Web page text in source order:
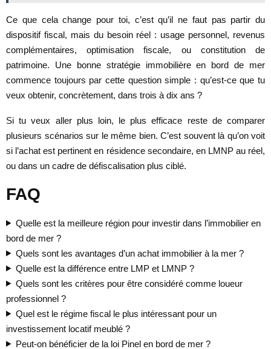
Ce que cela change pour toi, c’est qu’il ne faut pas partir du
dispositif fiscal, mais du besoin réel : usage personnel, revenus
complémentaires, optimisation fiscale, ou constitution de
patrimoine. Une bonne stratégie immobilière en bord de mer
commence toujours par cette question simple : qu’est-ce que tu
veux obtenir, concrètement, dans trois à dix ans ?
Si tu veux aller plus loin, le plus efficace reste de comparer
plusieurs scénarios sur le même bien. C’est souvent là qu’on voit
si l’achat est pertinent en résidence secondaire, en LMNP au réel,
ou dans un cadre de défiscalisation plus ciblé.
FAQ
Quelle est la meilleure région pour investir dans l’immobilier en
bord de mer ?
Quels sont les avantages d’un achat immobilier à la mer ?
Quelle est la différence entre LMP et LMNP ?
Quels sont les critères pour être considéré comme loueur
professionnel ?
Quel est le régime fiscal le plus intéressant pour un
investissement locatif meublé ?
Peut-on bénéficier de la loi Pinel en bord de mer ?